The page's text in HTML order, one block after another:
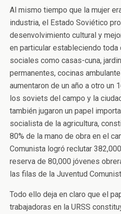
Al mismo tiempo que la mujer
industria, el Estado Soviético
desenvolvimiento cultural y
en particular estableciendo
sociales como casas-cuna,
permanentes, cocinas
aumentaron de un año a otro un
los soviets del campo y la
también jugaron un papel
socialista de la agricultura,
80% de la mano de obra en el
Comunista logró reclutar
reserva de 80,000 jóvenes
las filas de la Juventud
Todo ello deja en claro que el
trabajadoras en la URSS